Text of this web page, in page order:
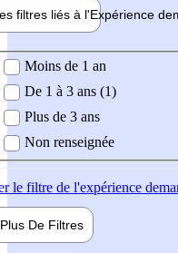
filtres liés à l'Expérience
demandée
Moins de 1 an
De 1 à 3 ans (1)
Plus de 3 ans
Non renseignée
le filtre de l'expérience
Plus De Filtres